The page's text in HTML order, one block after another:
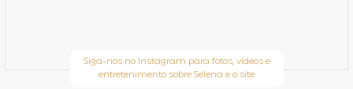
Siga-nos no Instagram para fotos, vídeos e
entretenimento sobre Selena e o site